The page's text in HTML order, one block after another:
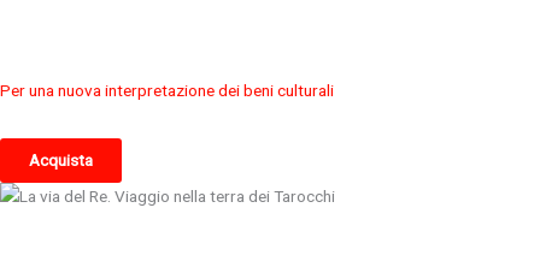
Per una nuova interpretazione dei beni culturali
Acquista